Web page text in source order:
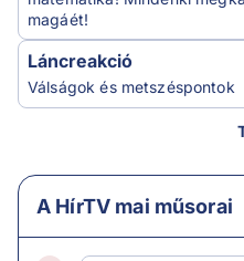
magáét!
Láncreakció
Válságok és metszéspontok
A HírTV mai műsorai